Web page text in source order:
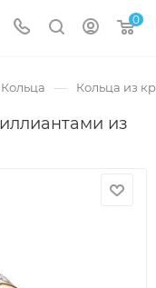
0
Кольца — Кольца из
из